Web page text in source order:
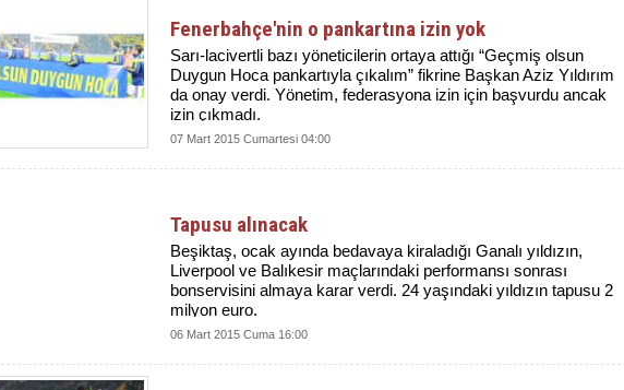
Fenerbahçe'nin o pankartına izin yok
Sarı-lacivertli bazı yöneticilerin ortaya attığı “Geçmiş olsun
Duygun Hoca pankartıyla çıkalım” fikrine Başkan Aziz Yıldırım
da onay verdi. Yönetim, federasyona izin için başvurdu ancak
izin çıkmadı.
07 Mart 2015 Cumartesi 04:00
Tapusu alınacak
Beşiktaş, ocak ayında bedavaya kiraladığı Ganalı yıldızın,
Liverpool ve Balıkesir maçlarındaki performansı sonrası
bonservisini almaya karar verdi. 24 yaşındaki yıldızın tapusu 2
milyon euro.
06 Mart 2015 Cuma 16:00